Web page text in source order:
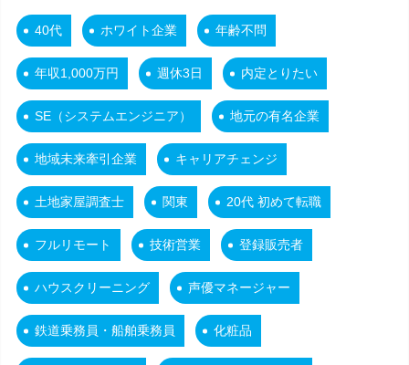
40代 ホワイト企業 年齢不問
年収1,000万円 週休3日 内定とりたい
SE（システムエンジニア） 地元の有名企業
地域未来牽引企業 キャリアチェンジ
土地家屋調査士 関東 20代 初めて転職
フルリモート 技術営業 登録販売者
ハウスクリーニング 声優マネージャー
鉄道乗務員・船舶乗務員 化粧品